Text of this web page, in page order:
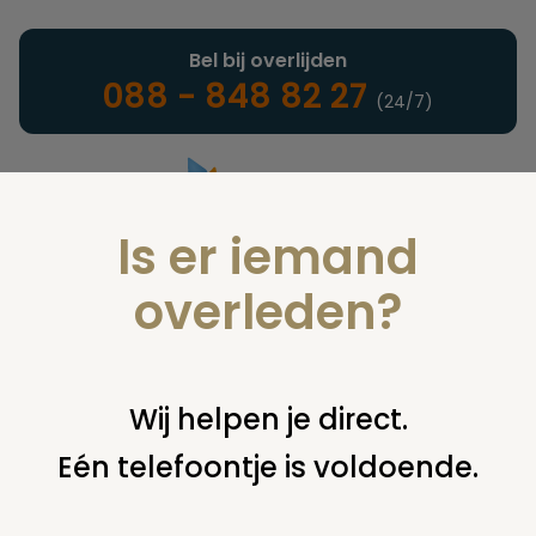
Landelijke uitvaartonderneming
Bel bij overlijden
088 - 848 82 27 (24/7)
U bent hier: home nieuws & agenda nieuws wetsvoorstel
bescherming erfgenamen tegen schulden
Is er iemand
overleden?
Wij helpen je direct.
Eén telefoontje is voldoende.